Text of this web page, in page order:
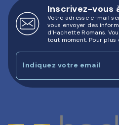
Inscrivez-vous
Votre adresse e-mail
vous envoyer des
d'Hachette Romans.
tout moment. Pour plus
Indiquez votre email